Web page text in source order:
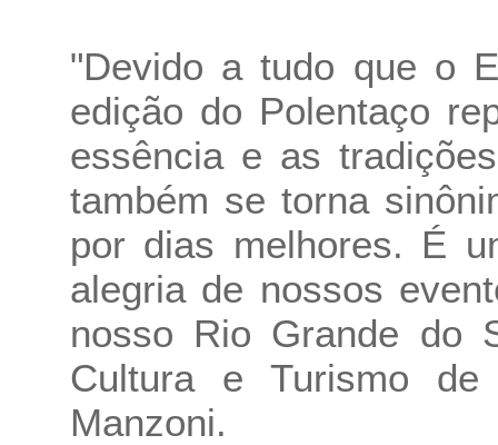
"Devido a tudo que o
edição do Polentaço
essência e as
também se torna
por dias melhores. É
alegria de nossos
nosso Rio Grande do
Cultura e Turismo
Manzoni.